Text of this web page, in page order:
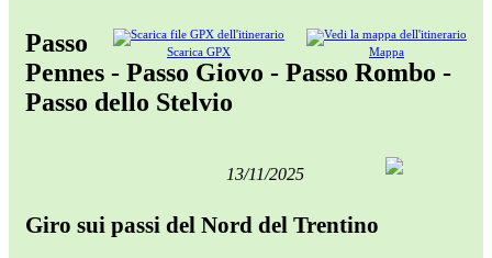
Mappa
Scarica GPX
Passo
Pennes - Passo Giovo - Passo Rombo -
Passo dello Stelvio
13/11/2025
Giro sui passi del Nord del Trentino